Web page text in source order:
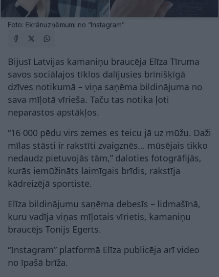
Foto: Ekrānuzņēmumi no “Instagram”
Bijusī Latvijas kamaniņu braucēja Elīza Tīruma
savos sociālajos tīklos dalījusies brīnišķīgā
dzīves notikumā – viņa saņēma bildinājuma no
sava mīļotā vīrieša. Taču tas notika ļoti
neparastos apstākļos.
“16 000 pēdu virs zemes es teicu jā uz mūžu. Daži
mīlas stāsti ir rakstīti zvaigznēs… mūsējais tikko
nedaudz pietuvojās tām,” daloties fotogrāfijās,
kurās iemūžināts laimīgais brīdis, rakstīja
kādreizējā sportiste.
Elīza bildinājumu saņēma debesīs – lidmašīnā,
kuru vadīja viņas mīļotais vīrietis, kamaniņu
braucējs Tonijs Egerts.
“Instagram” platformā Elīza publicēja arī video
no īpašā brīža.